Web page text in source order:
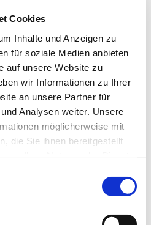
Cookies
Inhalte und Anzeigen zu
für soziale Medien anbieten
auf unsere Website zu
wir Informationen zu Ihrer
an unsere Partner für
Analysen weiter. Unsere
möglicherweise mit
die Sie ihnen bereitgestellt